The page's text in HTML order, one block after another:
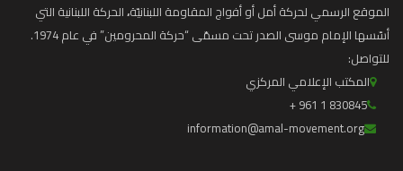
الموقع الرسمي لحركة أمل أو أفواج المقاومة اللبنانيّة،الحركة اللبنانية التي
أسّسها الإمام موسى الصدر تحت مسمّى “حركة المحرومين” في عام 1974.
للتواصل:
المكتب الإعلامي المركزي
830845 1 961 +
information@amal-movement.org